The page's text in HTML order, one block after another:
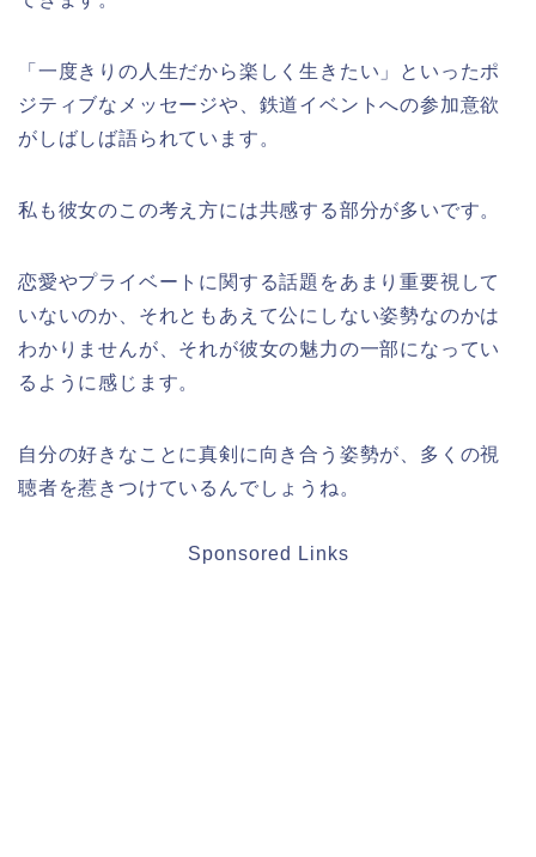
「一度きりの人生だから楽しく生きたい」といったポ
ジティブなメッセージや、鉄道イベントへの参加意欲
がしばしば語られています。
私も彼女のこの考え方には共感する部分が多いです。
恋愛やプライベートに関する話題をあまり重要視して
いないのか、それともあえて公にしない姿勢なのかは
わかりませんが、それが彼女の魅力の一部になってい
るように感じます。
自分の好きなことに真剣に向き合う姿勢が、多くの視
聴者を惹きつけているんでしょうね。
Sponsored Links